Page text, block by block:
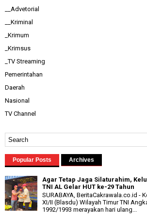
__Advetorial
__Kriminal
_Krimum
_Krimsus
_TV Streaming
Pemerintahan
Daerah
Nasional
TV Channel
Popular Posts Archives
Agar Tetap Jaga Silaturahim,
TNI AL Gelar HUT ke-29 Tahun
SURABAYA, BeritaCakrawala.co.id -
XI/II (Blasdu) Wilayah Timur TNI
1992/1993 merayakan hari ulang...